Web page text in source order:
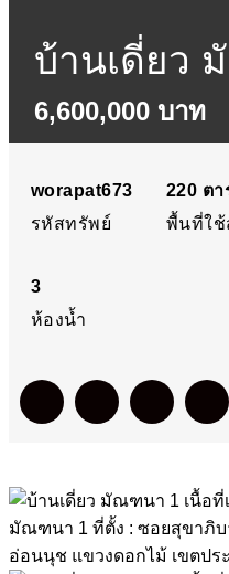
บ้านเดี่ยว
เยอะ สวย
: มัณฑนา 1
วงแหวน-อ่
ดอกไม้ เขต
กรุงเทพมห
6,600,000 บาท
worapat673
รหัสทรัพย์
220 ตา
พื้นที่ใช้
3
ห้องน้ำ